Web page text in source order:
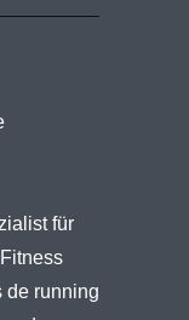
für
de running